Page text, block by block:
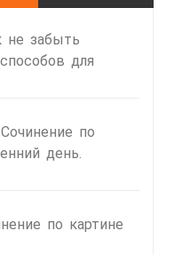
не забыть
для
Сочинение по
день.
по картине